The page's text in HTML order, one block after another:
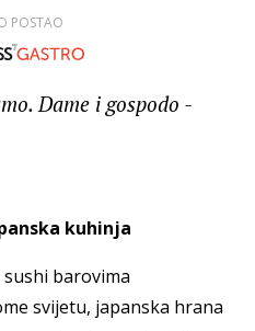
POSTAO
Dame i gospodo -
kuhinja
barovima
svijetu, japanska hrana